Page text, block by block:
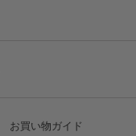
お買い物ガイド